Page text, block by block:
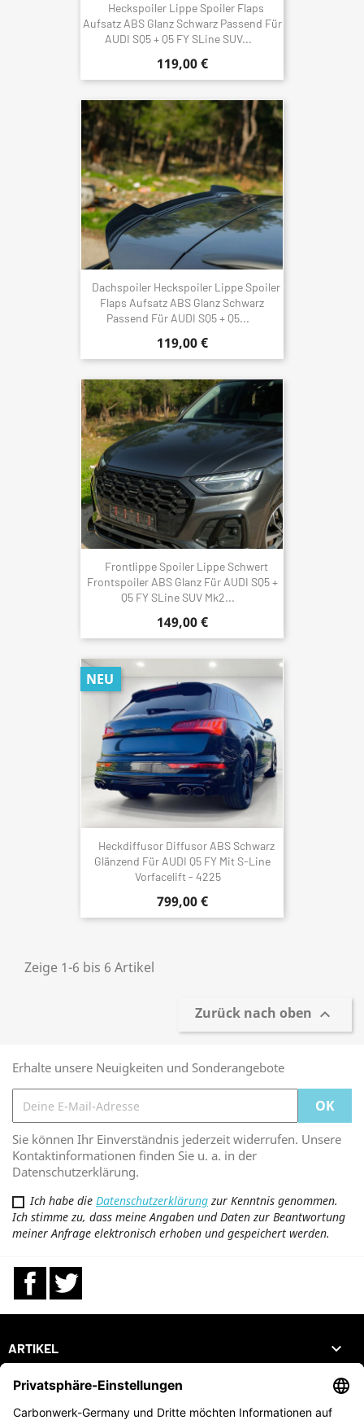
Heckspoiler Lippe Spoiler Flaps
Aufsatz ABS Glanz Schwarz Passend Für
AUDI SQ5 + Q5 FY SLine SUV...
119,00 €
Dachspoiler Heckspoiler Lippe Spoiler
Flaps Aufsatz ABS Glanz Schwarz
Passend Für AUDI SQ5 + Q5...
119,00 €
Frontlippe Spoiler Lippe Schwert
Frontspoiler ABS Glanz Für AUDI SQ5 +
Q5 FY SLine SUV Mk2...
149,00 €
Heckdiffusor Diffusor ABS Schwarz
Glänzend Für AUDI Q5 FY Mit S-Line
Vorfacelift - 4225
799,00 €
NEU
Zeige 1-6 bis 6 Artikel
Zurück nach oben 
Erhalte unsere Neuigkeiten und Sonderangebote
Sie können Ihr Einverständnis jederzeit widerrufen. Unsere
Kontaktinformationen finden Sie u. a. in der
Datenschutzerklärung.
Ich habe die Datenschutzerklärung zur Kenntnis genommen.
Ich stimme zu, dass meine Angaben und Daten zur Beantwortung
meiner Anfrage elektronisch erhoben und gespeichert werden.
Facebook
ARTIKEL 
UNTERNEHMEN 